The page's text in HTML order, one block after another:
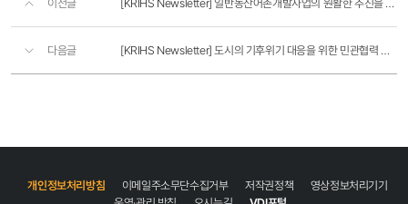
이전글 [KRIHS Newsletter] 일반농산어촌개발사업의 원활한 추진을 위한 효과적인 정책 개선방안
다음글 [KRIHS Newsletter] 도시의 기후위기 대응을 위한 민관협력 활성화 방안: 기업의 ESG 활용을 중심으로
개인정보처리방침 이메일주소무단수집거부 저작권정책
영상정보처리기기